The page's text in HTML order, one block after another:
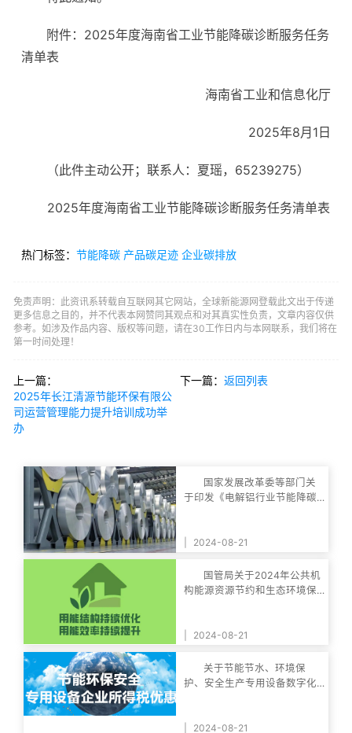
附件：2025年度海南省工业节能降碳诊断服务任务
清单表
海南省工业和信息化厅
2025年8月1日
（此件主动公开；联系人：夏瑶，65239275）
2025年度海南省工业节能降碳诊断服务任务清单表
热门标签： 节能降碳 产品碳足迹 企业碳排放
免责声明：此资讯系转载自互联网其它网站，全球新能源网登载此文出于传递
更多信息之目的，并不代表本网赞同其观点和对其真实性负责，文章内容仅供
参考。如涉及作品内容、版权等问题，请在30工作日内与本网联系，我们将在
第一时间处理！
上一篇：
2025年长江清源节能环保有限公
司运营管理能力提升培训成功举
办
下一篇： 返回列表
国家发展改革委等部门关
于印发《电解铝行业节能降碳
2024-08-21
国管局关于2024年公共机
构能源资源节约和生态环境保
2024-08-21
关于节能节水、环境保
护、安全生产专用设备数字化
2024-08-21